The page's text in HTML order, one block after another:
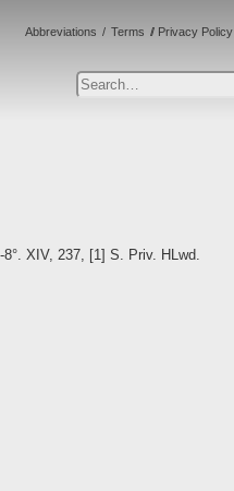
Abbreviations Terms Privacy Policy
XIV, 237, [1] S. Priv. HLwd.